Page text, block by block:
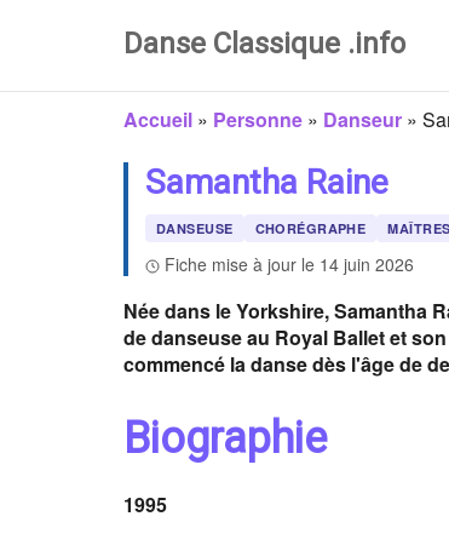
Danse Classique .info
Accueil » Personne » Danseur »
Samantha Raine
DANSEUSE CHORÉGRAPHE
Fiche mise à jour le 14 juin 2026
Née dans le Yorkshire, Samantha
de danseuse au Royal Ballet et
commencé la danse dès l'âge de
Biographie
1995